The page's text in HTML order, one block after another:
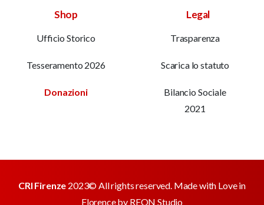
Shop
Ufficio Storico
Tesseramento 2026
Donazioni
Legal
Trasparenza
Scarica lo statuto
Bilancio Sociale
2021
CRI Firenze 2023© All rights reserved. Made with Love in
Florence by REON Studio